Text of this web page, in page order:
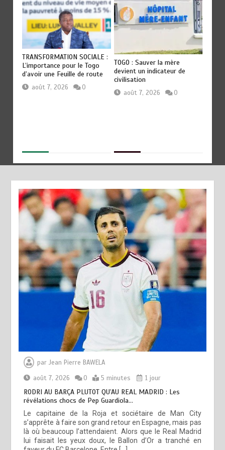
TRANSFORMATION SOCIALE :
L’importance pour le Togo
d’avoir une Feuille de route
août 7, 2026 0
TOGO : Sauver la mère
devient un indicateur de
civilisation
août 7, 2026 0
parJean Pierre BAWELA
août 7, 2026
0 5 minutes 1 jour
RODRI AU BARÇA PLUTOT QU’AU REAL MADRID : Les
révélations chocs de Pep Guardiola…
Le capitaine de la Roja et sociétaire de Man City
s’apprête à faire son grand retour en Espagne, mais pas
là où beaucoup l’attendaient. Alors que le Real Madrid
lui faisait les yeux doux, le Ballon d’Or a tranché en